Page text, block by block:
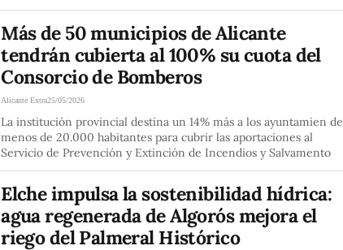
Más de 50 municipios de Alicante
tendrán cubierta al 100% su cuota del
Consorcio de Bomberos
Alicante Extra25/05/2026
La institución provincial destina un 14% más a los ayuntamien de
menos de 20.000 habitantes para cubrir las aportaciones al
Servicio de Prevención y Extinción de Incendios y Salvamento
Elche impulsa la sostenibilidad hídrica:
agua regenerada de Algorós mejora el
riego del Palmeral Histórico